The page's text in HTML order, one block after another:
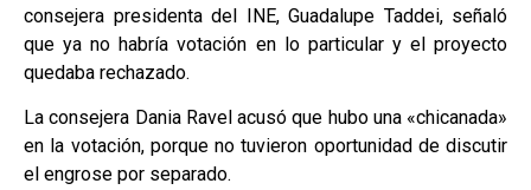
consejera presidenta del INE, Guadalupe Taddei, señaló
que ya no habría votación en lo particular y el proyecto
quedaba rechazado.
La consejera Dania Ravel acusó que hubo una «chicanada»
en la votación, porque no tuvieron oportunidad de discutir
el engrose por separado.